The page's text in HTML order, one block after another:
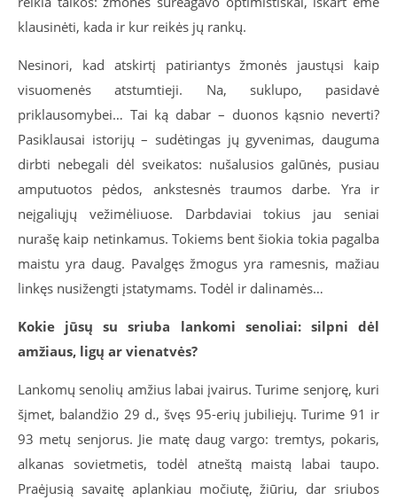
klausinėti, kada ir kur reikės jų rankų.
Nesinori, kad atskirtį patiriantys žmonės jaustųsi kaip
visuomenės atstumtieji. Na, suklupo, pasidavė
priklausomybei… Tai ką dabar – duonos kąsnio neverti?
Pasiklausai istorijų – sudėtingas jų gyvenimas, dauguma
dirbti nebegali dėl sveikatos: nušalusios galūnės, pusiau
amputuotos pėdos, ankstesnės traumos darbe. Yra ir
neįgaliųjų vežimėliuose. Darbdaviai tokius jau seniai
nurašę kaip netinkamus. Tokiems bent šiokia tokia pagalba
maistu yra daug. Pavalgęs žmogus yra ramesnis, mažiau
linkęs nusižengti įstatymams. Todėl ir dalinamės…
Kokie jūsų su sriuba lankomi senoliai: silpni dėl
amžiaus, ligų ar vienatvės?
Lankomų senolių amžius labai įvairus. Turime senjorę, kuri
šįmet, balandžio 29 d., švęs 95-erių jubiliejų. Turime 91 ir
93 metų senjorus. Jie matę daug vargo: tremtys, pokaris,
alkanas sovietmetis, todėl atneštą maistą labai taupo.
Praėjusią savaitę aplankiau močiutę, žiūriu, dar sriubos